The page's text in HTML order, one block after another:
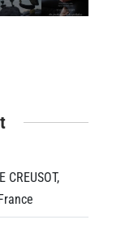
CREUSOT,